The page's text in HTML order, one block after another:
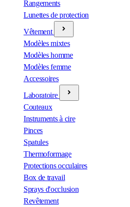
Rangements
Lunettes de protection
Vêtement
Modèles mixtes
Modèles homme
Modèles femme
Accessoires
Laboratoire
Couteaux
Instruments à cire
Pinces
Spatules
Thermoformage
Protections occulaires
Box de travail
Sprays d'occlusion
Revêtement